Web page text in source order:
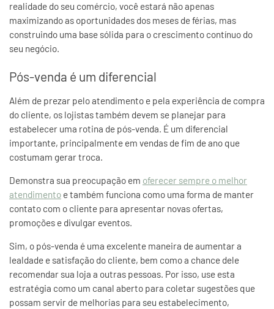
realidade do seu comércio, você estará não apenas
maximizando as oportunidades dos meses de férias, mas
construindo uma base sólida para o crescimento contínuo do
seu negócio.
Pós-venda é um diferencial
Além de prezar pelo atendimento e pela experiência de compra
do cliente, os lojistas também devem se planejar para
estabelecer uma rotina de pós-venda. É um diferencial
importante, principalmente em vendas de fim de ano que
costumam gerar troca.
Demonstra sua preocupação em oferecer sempre o melhor
atendimento e também funciona como uma forma de manter
contato com o cliente para apresentar novas ofertas,
promoções e divulgar eventos.
Sim, o pós-venda é uma excelente maneira de aumentar a
lealdade e satisfação do cliente, bem como a chance dele
recomendar sua loja a outras pessoas. Por isso, use esta
estratégia como um canal aberto para coletar sugestões que
possam servir de melhorias para seu estabelecimento,